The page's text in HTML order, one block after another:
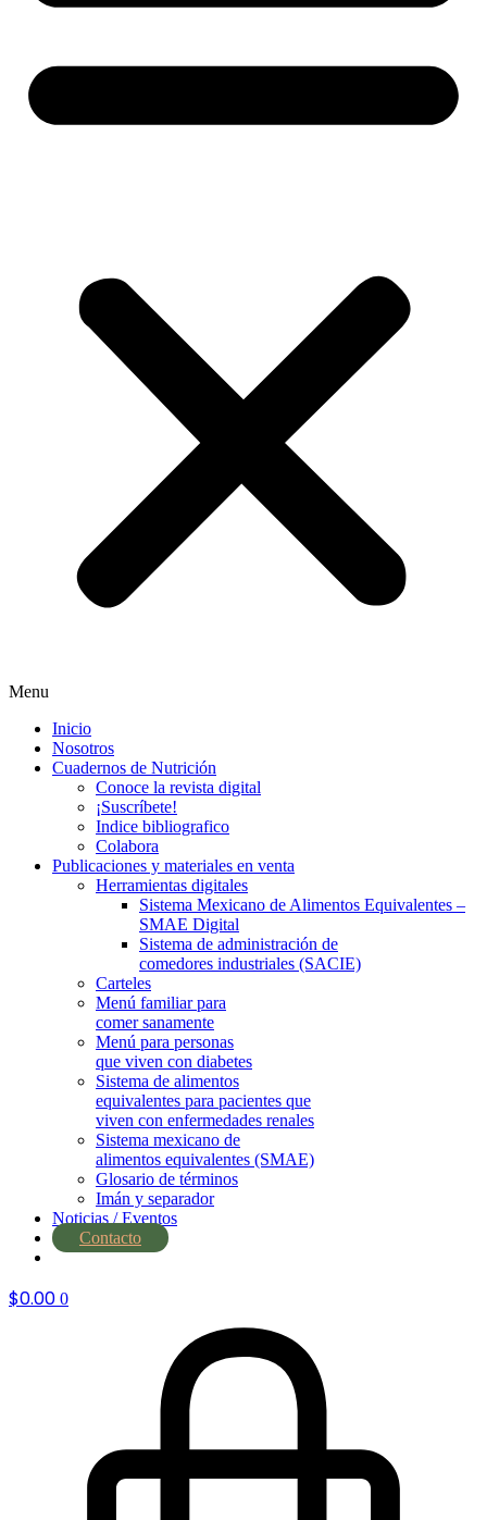
Menu
Inicio
Nosotros
Cuadernos de Nutrición
Conoce la revista digital
¡Suscríbete!
Indice bibliografico
Colabora
Publicaciones y materiales en venta
Herramientas digitales
Sistema Mexicano de Alimentos Equivalentes –
SMAE Digital
Sistema de administración de
comedores industriales (SACIE)
Carteles
Menú familiar para
comer sanamente
Menú para personas
que viven con diabetes
Sistema de alimentos
equivalentes para pacientes que
viven con enfermedades renales
Sistema mexicano de
alimentos equivalentes (SMAE)
Glosario de términos
Imán y separador
Noticias / Eventos
Contacto
nutrial.ia
$0.00 0